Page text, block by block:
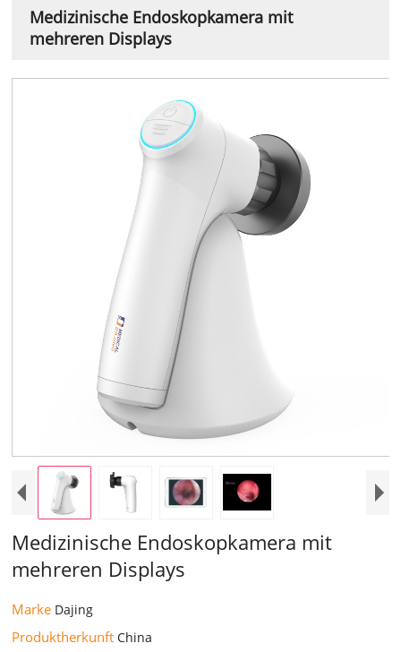
Medizinische Endoskopkamera mit
mehreren Displays
Medizinische Endoskopkamera mit
mehreren Displays
Marke Dajing
ProduktherkunftChina